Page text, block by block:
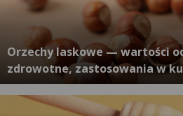
Orzechy laskowe — wartości
zdrowotne, zastosowania w